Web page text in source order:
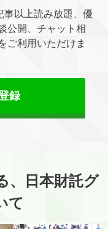
事以上読み放題、優
公開、チャット相
ご利用いただけま
録
、日本財託グ
て